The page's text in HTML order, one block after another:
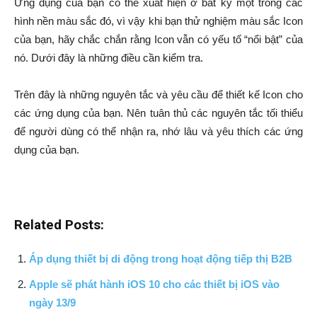
Ứng dụng của bạn có thể xuất hiện ở bất kỳ một trong các
hình nền màu sắc đó, vì vậy khi bạn thử nghiệm màu sắc Icon
của bạn, hãy chắc chắn rằng Icon vẫn có yếu tố “nổi bật” của
nó. Dưới đây là những điều cần kiểm tra.
Trên đây là những nguyên tắc và yêu cầu để thiết kế Icon cho
các ứng dụng của bạn. Nên tuân thủ các nguyên tắc tối thiểu
để người dùng có thể nhận ra, nhớ lâu và yêu thích các ứng
dụng của bạn.
Related Posts:
Áp dụng thiết bị di động trong hoạt động tiếp thị B2B
Apple sẽ phát hành iOS 10 cho các thiết bị iOS vào
ngày 13/9